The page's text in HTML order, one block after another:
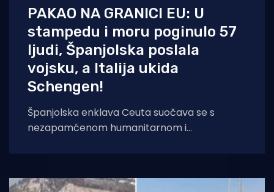
PAKAO NA GRANICI EU: U
stampedu i moru poginulo 57
ljudi, Španjolska poslala
vojsku, a Italija ukida
Schengen!
Španjolska enklava Ceuta suočava se s
nezapamćenom humanitarnom i
migranata s područja